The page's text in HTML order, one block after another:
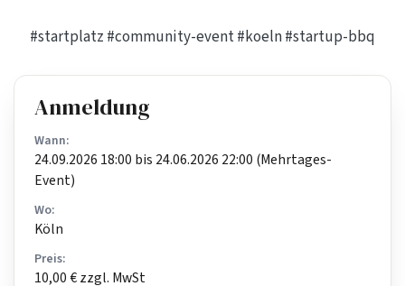
#startplatz #community-event#koeln#startup-bbq
Anmeldung
Wann:
24.09.2026 18:00 bis 24.06.2026 22:00 (Mehrtages-
Event)
Wo:
Köln
Preis:
10,00 € zzgl. MwSt